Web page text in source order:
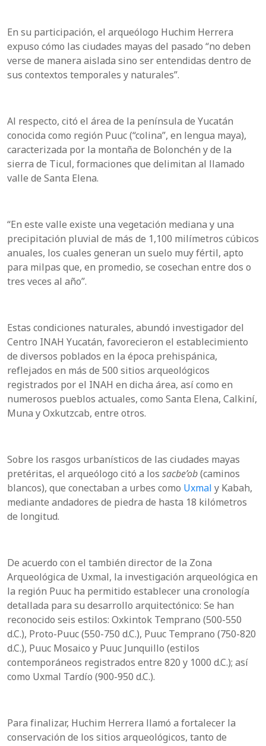
En su participación, el arqueólogo Huchim Herrera
expuso cómo las ciudades mayas del pasado “no deben
verse de manera aislada sino ser entendidas dentro de
sus contextos temporales y naturales”.
Al respecto, citó el área de la península de Yucatán
conocida como región Puuc (“colina”, en lengua maya),
caracterizada por la montaña de Bolonchén y de la
sierra de Ticul, formaciones que delimitan al llamado
valle de Santa Elena.
“En este valle existe una vegetación mediana y una
precipitación pluvial de más de 1,100 milímetros cúbicos
anuales, los cuales generan un suelo muy fértil, apto
para milpas que, en promedio, se cosechan entre dos o
tres veces al año”.
Estas condiciones naturales, abundó investigador del
Centro INAH Yucatán, favorecieron el establecimiento
de diversos poblados en la época prehispánica,
reflejados en más de 500 sitios arqueológicos
registrados por el INAH en dicha área, así como en
numerosos pueblos actuales, como Santa Elena, Calkiní,
Muna y Oxkutzcab, entre otros.
Sobre los rasgos urbanísticos de las ciudades mayas
pretéritas, el arqueólogo citó a los sacbe’ob(caminos
blancos), que conectaban a urbes como Uxmal y Kabah,
mediante andadores de piedra de hasta 18 kilómetros
de longitud.
De acuerdo con el también director de la Zona
Arqueológica de Uxmal, la investigación arqueológica en
la región Puuc ha permitido establecer una cronología
detallada para su desarrollo arquitectónico: Se han
reconocido seis estilos: Oxkintok Temprano (500-550
d.C.), Proto-Puuc (550-750 d.C.), Puuc Temprano (750-820
d.C.), Puuc Mosaico y Puuc Junquillo (estilos
contemporáneos registrados entre 820 y 1000 d.C.); así
como Uxmal Tardío (900-950 d.C.).
Para finalizar, Huchim Herrera llamó a fortalecer la
conservación de los sitios arqueológicos, tanto de